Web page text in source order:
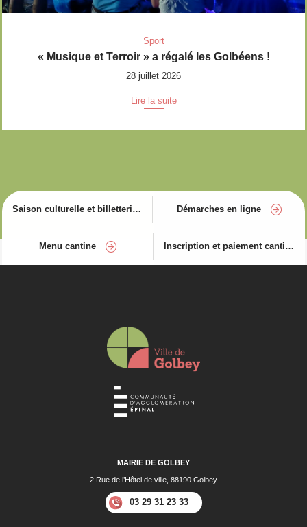
Sport
« Musique et Terroir » a régalé les Golbéens !
28 juillet 2026
Lire la suite
Saison culturelle et billetterie Démarches en ligne
Menu cantine Inscription et paiement cantine
MAIRIE DE GOLBEY
2 Rue de l’Hôtel de ville, 88190 Golbey
03 29 31 23 33